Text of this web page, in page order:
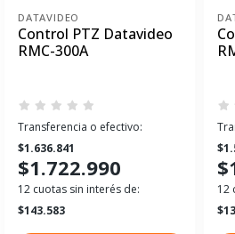
DATAVIDEO
Control PTZ Datavideo
RMC-300A
Transferencia o efectivo:
$1.636.841
$1.722.990
12 cuotas sin interés de:
$143.583
12